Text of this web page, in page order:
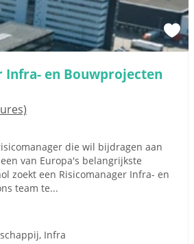
Infra- en Bouwprojecten
die wil bijdragen aan
van Europa's belangrijkste
zoekt een Risicomanager Infra- en
team te...
Infra